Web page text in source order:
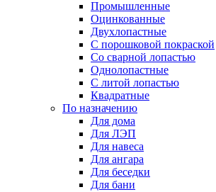
Промышленные
Оцинкованные
Двухлопастные
С порошковой покраской
Со сварной лопастью
Однолопастные
С литой лопастью
Квадратные
По назначению
Для дома
Для ЛЭП
Для навеса
Для ангара
Для беседки
Для бани